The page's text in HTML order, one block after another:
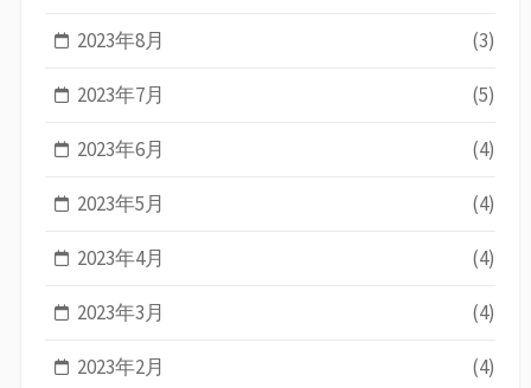
2023年8月 (3)
2023年7月 (5)
2023年6月 (4)
2023年5月 (4)
2023年4月 (4)
2023年3月 (4)
2023年2月 (4)